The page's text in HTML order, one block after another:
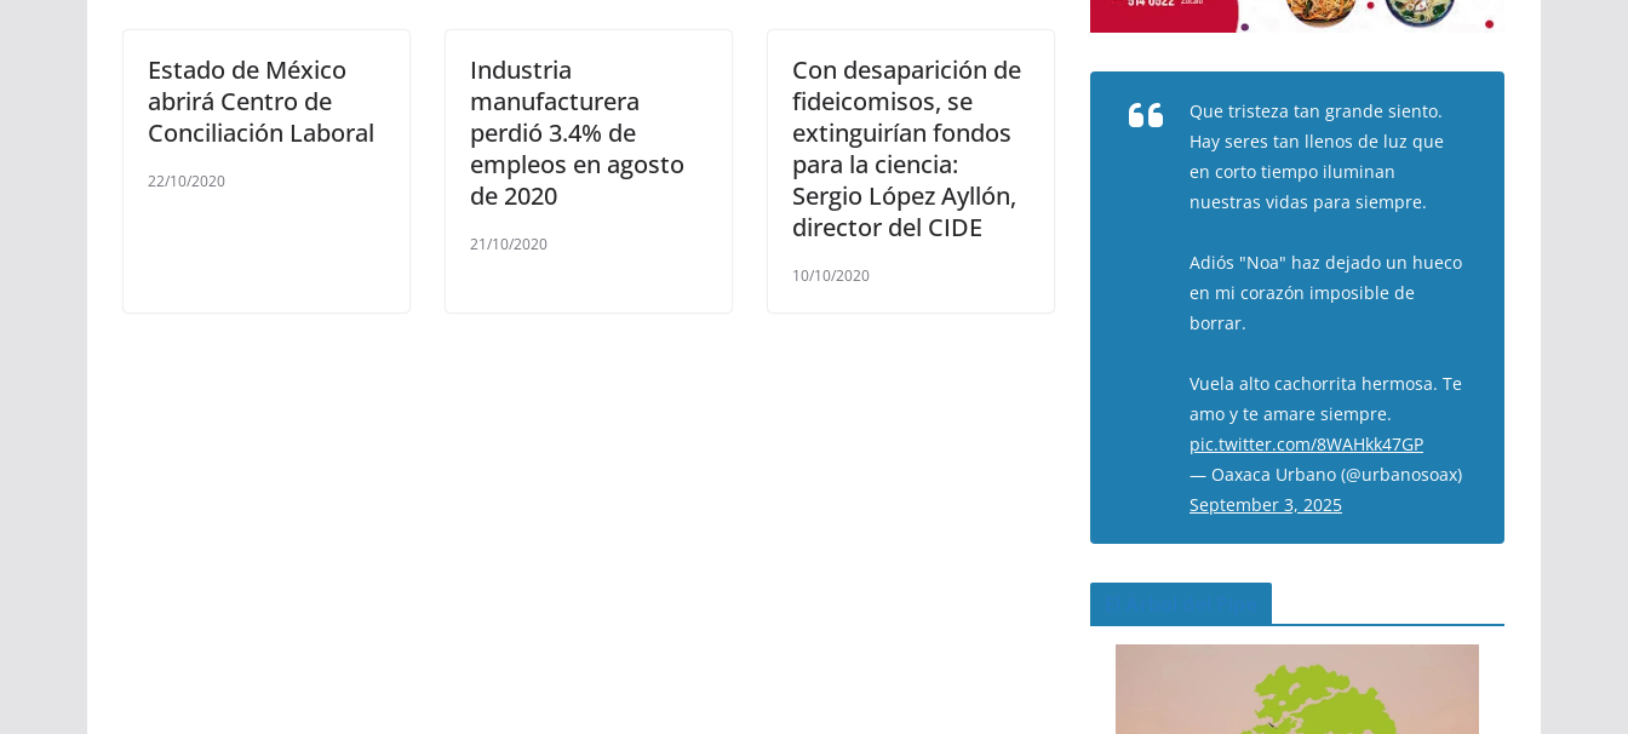
Estado de México
abrirá Centro de
Conciliación Laboral
22/10/2020
Industria
manufacturera
perdió 3.4% de
empleos en agosto
de 2020
21/10/2020
Con desaparición de
fideicomisos, se
extinguirían fondos
para la ciencia:
Sergio López Ayllón,
director del CIDE
10/10/2020
Que tristeza tan grande siento.
Hay seres tan llenos de luz que
en corto tiempo iluminan
nuestras vidas para siempre.
Adiós "Noa" haz dejado un hueco
en mi corazón imposible de
borrar.
Vuela alto cachorrita hermosa. Te
amo y te amare siempre.
pic.twitter.com/8WAHkk47GP
— Oaxaca Urbano (@urbanosoax)
September 3, 2025